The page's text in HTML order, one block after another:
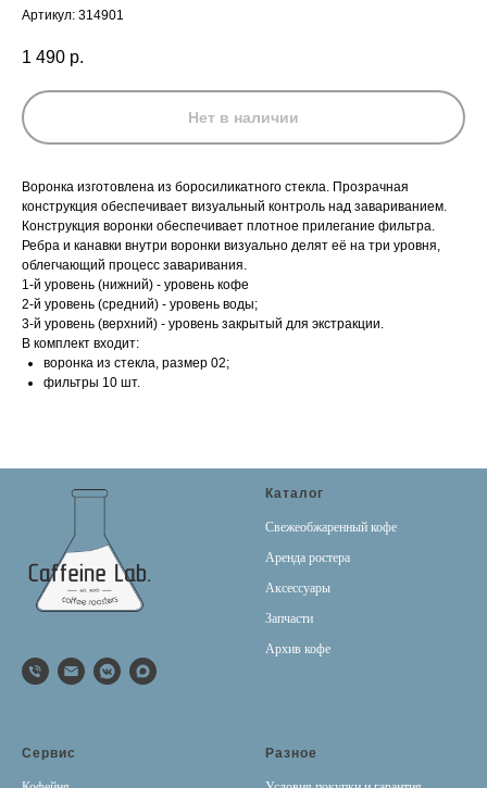
Артикул: 314901
1 490 р.
Нет в наличии
Воронка изготовлена из боросиликатного стекла. Прозрачная
конструкция обеспечивает визуальный контроль над завариванием.
Конструкция воронки обеспечивает плотное прилегание фильтра.
Ребра и канавки внутри воронки визуально делят её на три уровня,
облегчающий процесс заваривания.
1-й уровень (нижний) - уровень кофе
2-й уровень (средний) - уровень воды;
3-й уровень (верхний) - уровень закрытый для экстракции.
В комплект входит:
воронка из стекла, размер 02;
фильтры 10 шт.
Каталог
Свежеобжаренный кофе
Аренда ростера
Аксессуары
Запчасти
Архив кофе
Сервис Разное